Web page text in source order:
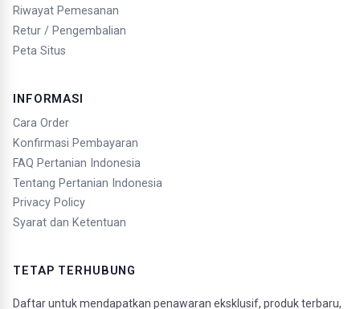
Riwayat Pemesanan
Retur / Pengembalian
Peta Situs
INFORMASI
Cara Order
Konfirmasi Pembayaran
FAQ Pertanian Indonesia
Tentang Pertanian Indonesia
Privacy Policy
Syarat dan Ketentuan
TETAP TERHUBUNG
Daftar untuk mendapatkan penawaran eksklusif, produk terbaru,